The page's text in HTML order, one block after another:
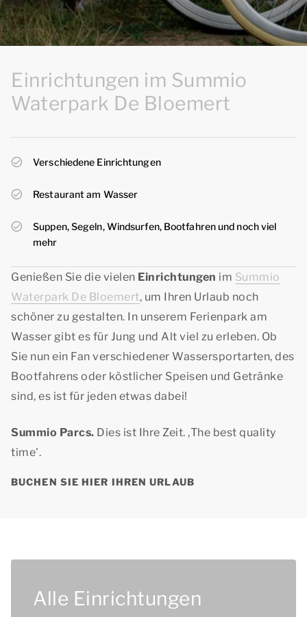
Einrichtungen im Summio
Waterpark De Bloemert
Verschiedene Einrichtungen
Restaurant am Wasser
Suppen, Segeln, Windsurfen, Bootfahren und noch viel
mehr
Genießen Sie die vielen Einrichtungen im Summio
Waterpark De Bloemert, um Ihren Urlaub noch
schöner zu gestalten. In unserem Ferienpark am
Wasser gibt es für Jung und Alt viel zu erleben. Ob
Sie nun ein Fan verschiedener Wassersportarten, des
Bootfahrens oder köstlicher Speisen und Getränke
sind, es ist für jeden etwas dabei!
Summio Parcs. Dies ist Ihre Zeit. ,The best quality
time'.
BUCHEN SIE HIER IHREN URLAUB
Alle Einrichtungen